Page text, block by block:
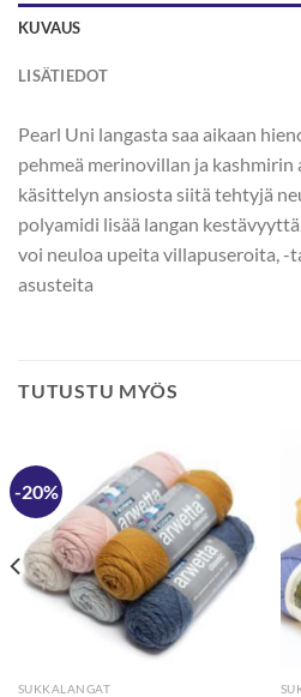
KUVAUS
LISÄTIEDOT
Pearl Uni langasta saa aikaan
pehmeä merinovillan ja kashmirin
käsittelyn ansiosta siitä tehtyjä
polyamidi lisää langan
voi neuloa upeita villapuseroita, -
asusteita
TUTUSTU MYÖS
-20%
SUKKALANGAT